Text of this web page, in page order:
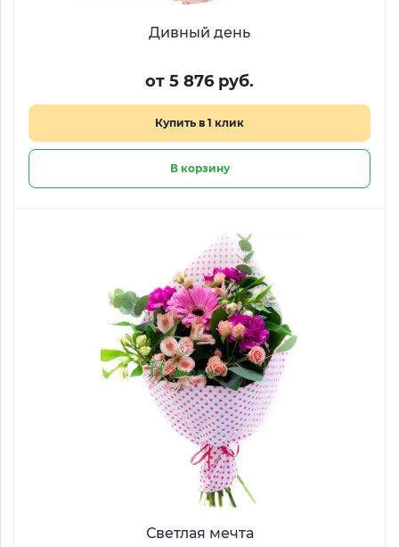
Дивный день
от 5 876 руб.
Купить в 1 клик
В корзину
Светлая мечта